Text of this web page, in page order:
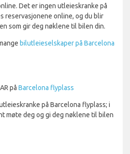
Det er ingen utleieskranke på
reservasjonene online, og du blir
som gir deg nøklene til bilen din.
bilutleieselskaper på Barcelona
på Barcelona flyplass
på Barcelona flyplass; i
møte deg og gi deg nøklene til bilen